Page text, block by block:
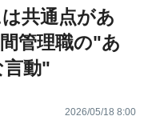
共通点があ
管理職の"あ
言動"
2026/05/18 8:00